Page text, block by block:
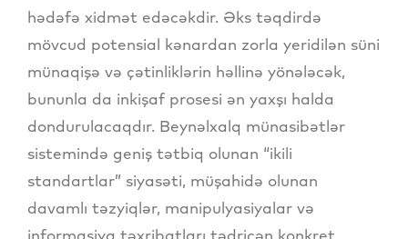
hədəfə xidmət edəcəkdir. Əks təqdirdə
mövcud potensial kənardan zorla yeridilən süni
münaqişə və çətinliklərin həllinə yönələcək,
bununla da inkişaf prosesi ən yaxşı halda
dondurulacaqdır. Beynəlxalq münasibətlər
sistemində geniş tətbiq olunan “ikili
standartlar” siyasəti, müşahidə olunan
davamlı təzyiqlər, manipulyasiyalar və
informasiya təxribatları tədricən konkret